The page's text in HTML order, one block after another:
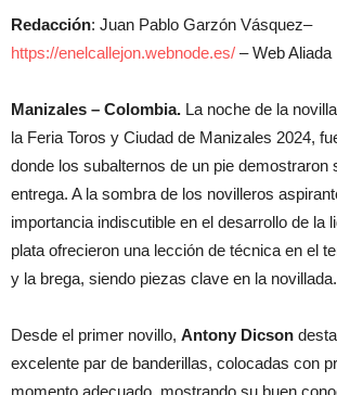
Redacción: Juan Pablo Garzón Vásquez–
https://enelcallejon.webnode.es/ – Web Aliada
Manizales – Colombia. La noche de la
la Feria Toros y Ciudad de Manizales 2024,
donde los subalternos de un pie demostraron
entrega. A la sombra de los novilleros
importancia indiscutible en el desarrollo de la
plata ofrecieron una lección de técnica en el
y la brega, siendo piezas clave en la novillada.
Desde el primer novillo, Antony Dicson
excelente par de banderillas, colocadas con